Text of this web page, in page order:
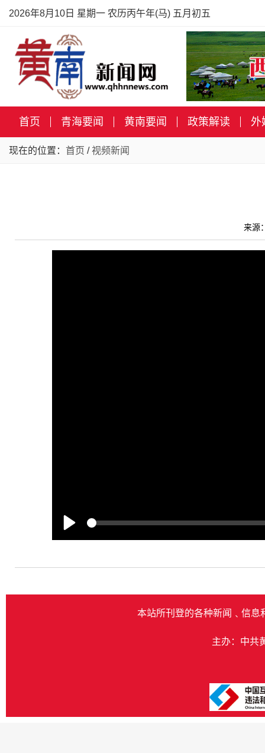
2026年8月10日 星期一 农历丙午年(马) 五月初五
首页 青海要闻 黄南要闻 政策解读 外
现在的位置： 首页 / 视频新闻
来源
本站所刊登的各种新闻﹑信息
主办：中共